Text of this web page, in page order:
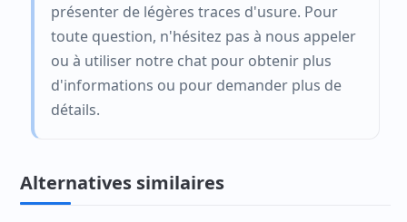
présenter de légères traces d'usure. Pour
toute question, n'hésitez pas à nous appeler
ou à utiliser notre chat pour obtenir plus
d'informations ou pour demander plus de
détails.
Alternatives similaires